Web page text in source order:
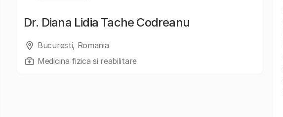
Dr. Diana Lidia Tache Codreanu
Bucuresti, Romania
Medicina fizica si reabilitare